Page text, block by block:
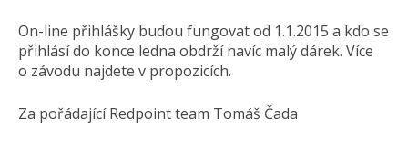
On-line přihlášky budou fungovat od 1.1.2015 a kdo se
přihlásí do konce ledna obdrží navíc malý dárek. Více
o závodu najdete v propozicích.
Za pořádající Redpoint team Tomáš Čada